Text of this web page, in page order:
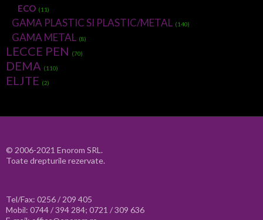
ECO (11)
GAMA PLASTIC SI PLASTIC/METAL (140)
GAMA METAL (8)
LECCE PEN (70)
DEMA (110)
ELJTE (2)
© 2006-2021 Enorom SRL.
Toate drepturile rezervate.
Tel/Fax: 0256 / 209 405
Mobil: 0744 / 394 284; 0721 / 309 636